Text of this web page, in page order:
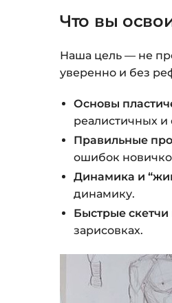
Что вы
Наша цель — не
уверенно и без
Основы
реалистичных
Правильные
ошибок
Динамика и
динамику.
Быстрые
зарисовках.